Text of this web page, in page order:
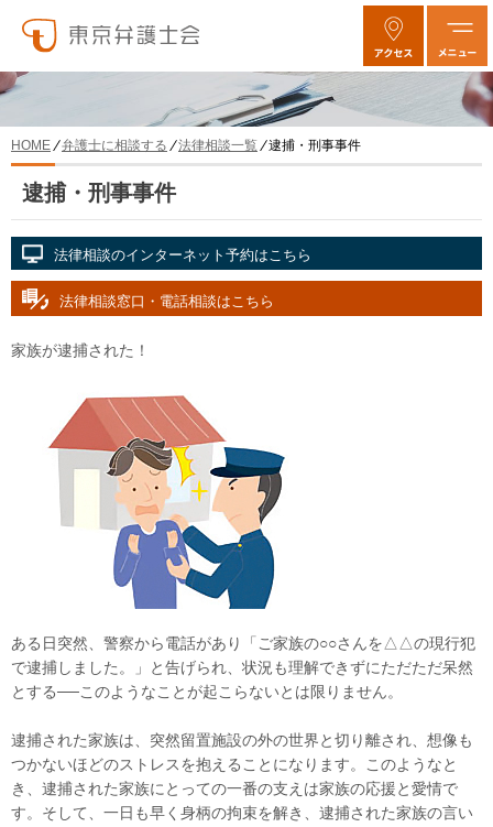
HOME 弁護士に相談する 法律相談一覧 逮捕・刑事事件
逮捕・刑事事件
法律相談のインターネット予約はこちら
法律相談窓口・電話相談はこちら
家族が逮捕された！
ある日突然、警察から電話があり「ご家族の○○さんを△△の現行犯
で逮捕しました。」と告げられ、状況も理解できずにただただ呆然
とする──このようなことが起こらないとは限りません。
逮捕された家族は、突然留置施設の外の世界と切り離され、想像も
つかないほどのストレスを抱えることになります。このようなと
き、逮捕された家族にとっての一番の支えは家族の応援と愛情で
す。そして、一日も早く身柄の拘束を解き、逮捕された家族の言い